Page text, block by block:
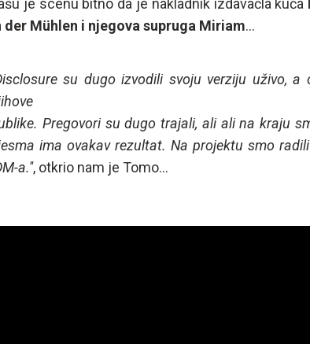
je scenu bitno da je nakladnik izdavačla kuća
der Mühlen i njegova supruga Miriam...
su dugo izvodili svoju verziju uživo,
Pregovori su dugo trajali, ali ali na kraju
ima ovakav rezultat. Na projektu smo
a.'', otkrio nam je Tomo...